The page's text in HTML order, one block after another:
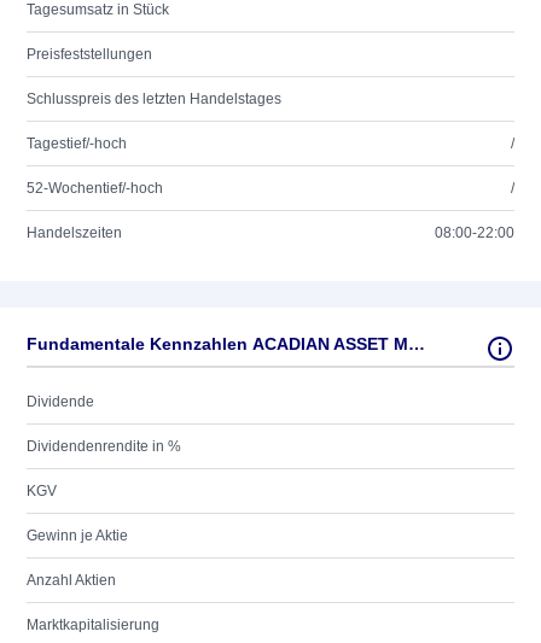
Tagesumsatz in Stück
Preisfeststellungen
Schlusspreis des letzten Handelstages
Tagestief/-hoch /
52-Wochentief/-hoch /
Handelszeiten 08:00-22:00
Fundamentale Kennzahlen ACADIAN ASSET MAN. -,001
Dividende
Dividendenrendite in %
KGV
Gewinn je Aktie
Anzahl Aktien
Marktkapitalisierung